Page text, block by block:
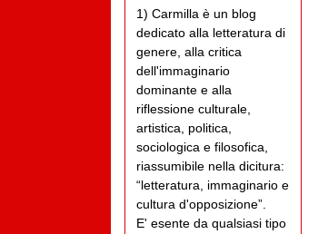
1) Carmilla è un blog
dedicato alla letteratura di
genere, alla critica
dell'immaginario
dominante e alla
riflessione culturale,
artistica, politica,
sociologica e filosofica,
riassumibile nella dicitura:
“letteratura, immaginario e
cultura d'opposizione”.
E' esente da qualsiasi tipo